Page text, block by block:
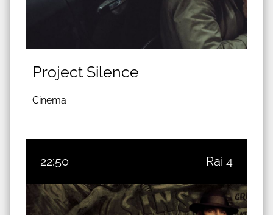
Project Silence
Cinema
22:50 Rai 4